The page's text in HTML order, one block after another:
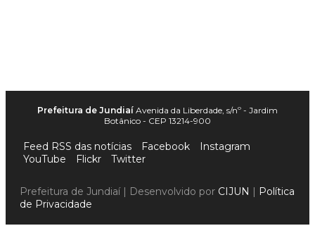
Prefeitura de Jundiaí Avenida da Liberdade, s/nº - Jardim
Botânico - CEP 13214-900
Feed RSS das notícias Facebook
Instagram
YouTube
Flickr Twitter
Prefeitura de Jundiaí | Desenvolvido por CIJUN
Política
de Privacidade